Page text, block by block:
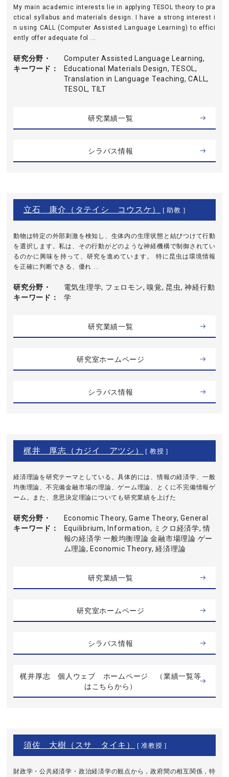
My main academic interests lie in applying TESOL theory to pra
ctical syllabus and materials design. I have a strong interest i
n using CALL (Computer Assisted Language Learning) to effici
ently offer adequate fol ...
研究分野・
キーワード
Computer Assisted Language Learning,
Educational Materials Design, TESOL,
Translation in Language Teaching, CALL,
TESOL, TILT
研究業績一覧
シラバス情報
立石 康介（タテイシ コウスケ） [ 助教 ]
動物は特定の外部刺激を検知し、生体内の生理状態と結びつけて行動
を選択します。私は、その行動がどのような神経機構で制御されてい
るのかに興味を持って、研究を進めています。 特に昆虫は環境情報
を正確に判断できる、優れ ...
研究分野・
キーワード
電気生理学, フェロモン, 嗅覚, 昆虫, 神経行動
学
研究業績一覧
研究室ホームページ
シラバス情報
梶井 厚志（カジイ アツシ） [ 教授 ]
経済理論を研究テーマとしている。具体的には、情報の経済学、一般
均衡理論、不完備金融市場の理論、ゲーム理論、とくに不完備情報ゲ
ーム。また、意思決定理論についても研究業績を上げた
研究分野・
キーワード
Economic Theory, Game Theory, General
Equilibrium, Information, ミクロ経済学, 情
報の経済学 一般均衡理論 金融市場理論 ゲー
ム理論, Economic Theory, 経済理論
研究業績一覧
研究室ホームページ
シラバス情報
梶井厚志 個人ウェブ ホームページ （業績一覧等
はこちらから）
須佐 大樹（スサ タイキ） [ 准教授 ]
財政学・公共経済学・政治経済学の観点から，政府間の相互関係，特